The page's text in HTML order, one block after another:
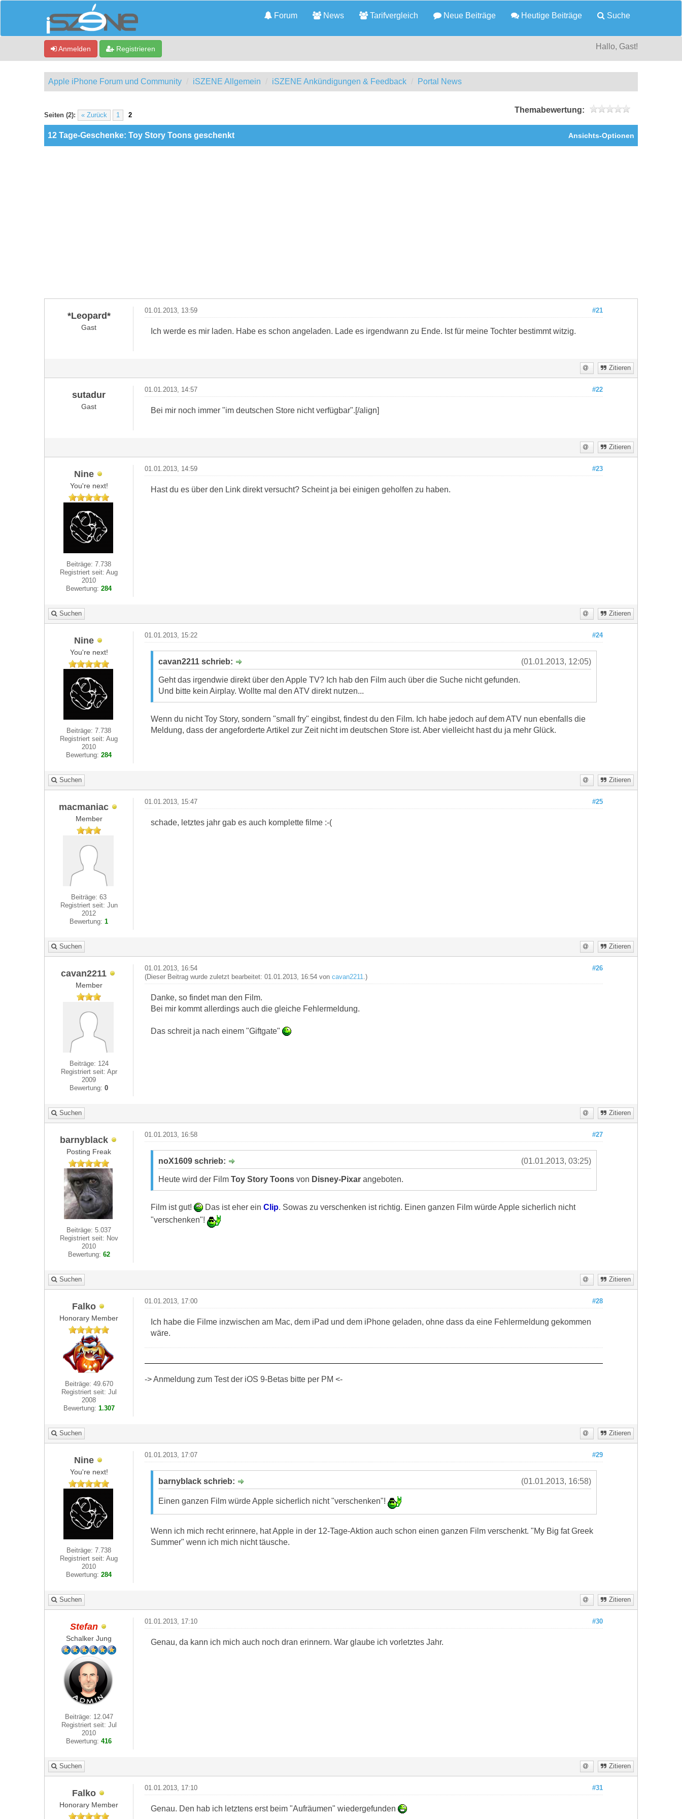
Forum News Tarifvergleich Neue Beiträge Heutige Beiträge Suche
Anmelden Registrieren Hallo, Gast!
Apple iPhone Forum und Community iSZENE Allgemein iSZENE Ankündigungen & Feedback Portal News
Seiten (2): « Zurück 1 2
Themabewertung:
0 Bewertung(en) - 0 im Durchschnitt
1
2
3
4
5
Ansichts-Optionen
12 Tage-Geschenke: Toy Story Toons geschenkt
*Leopard*
Gast
#21
01.01.2013, 13:59
Ich werde es mir laden. Habe es schon angeladen. Lade es irgendwann zu Ende. Ist für meine Tochter bestimmt witzig.
Zitieren
sutadur
Gast
#22
01.01.2013, 14:57
Bei mir noch immer "im deutschen Store nicht verfügbar".[/align]
Zitieren
Nine
You're next!
Beiträge: 7.738
Registriert seit: Aug
2010
Bewertung:284
#23
01.01.2013, 14:59
Hast du es über den Link direkt versucht? Scheint ja bei einigen geholfen zu haben.
Suchen Zitieren
Nine
You're next!
Beiträge: 7.738
Registriert seit: Aug
2010
Bewertung:284
#24
01.01.2013, 15:22
(01.01.2013, 12:05)
cavan2211 schrieb:
Geht das irgendwie direkt über den Apple TV? Ich hab den Film auch über die Suche nicht gefunden.
Und bitte kein Airplay. Wollte mal den ATV direkt nutzen...
Wenn du nicht Toy Story, sondern "small fry" eingibst, findest du den Film. Ich habe jedoch auf dem ATV nun ebenfalls die
Meldung, dass der angeforderte Artikel zur Zeit nicht im deutschen Store ist. Aber vielleicht hast du ja mehr Glück.
Suchen Zitieren
macmaniac
Member
Beiträge: 63
Registriert seit: Jun
2012
Bewertung:1
#25
01.01.2013, 15:47
schade, letztes jahr gab es auch komplette filme :-(
Suchen Zitieren
cavan2211
Member
Beiträge: 124
Registriert seit: Apr
2009
Bewertung:0
#26
01.01.2013, 16:54
(Dieser Beitrag wurde zuletzt bearbeitet: 01.01.2013, 16:54 von cavan2211 .)
Danke, so findet man den Film.
Bei mir kommt allerdings auch die gleiche Fehlermeldung.
Das schreit ja nach einem "Giftgate"
Suchen Zitieren
barnyblack
Posting Freak
Beiträge: 5.037
Registriert seit: Nov
2010
Bewertung: 62
#27
01.01.2013, 16:58
(01.01.2013, 03:25)
noX1609 schrieb:
Heute wird der Film Toy Story Toonsvon Disney-Pixarangeboten.
Film ist gut! Das ist eher ein Clip. Sowas zu verschenken ist richtig. Einen ganzen Film würde Apple sicherlich nicht
"verschenken"!
Suchen Zitieren
Falko
Honorary Member
Beiträge: 49.670
Registriert seit: Jul
2008
Bewertung: 1.307
#28
01.01.2013, 17:00
Ich habe die Filme inzwischen am Mac, dem iPad und dem iPhone geladen, ohne dass da eine Fehlermeldung gekommen
wäre.
-> Anmeldung zum Test der iOS 9-Betas bitte per PM <-
Suchen Zitieren
Nine
You're next!
Beiträge: 7.738
Registriert seit: Aug
2010
Bewertung:284
#29
01.01.2013, 17:07
(01.01.2013, 16:58)
barnyblack schrieb:
Einen ganzen Film würde Apple sicherlich nicht "verschenken"!
Wenn ich mich recht erinnere, hat Apple in der 12-Tage-Aktion auch schon einen ganzen Film verschenkt. "My Big fat Greek
Summer" wenn ich mich nicht täusche.
Suchen Zitieren
Stefan
Schalker Jung
Beiträge: 12.047
Registriert seit: Jul
2010
Bewertung:416
#30
01.01.2013, 17:10
Genau, da kann ich mich auch noch dran erinnern. War glaube ich vorletztes Jahr.
Suchen Zitieren
Falko
Honorary Member
#31
01.01.2013, 17:10
Genau. Den hab ich letztens erst beim "Aufräumen" wiedergefunden